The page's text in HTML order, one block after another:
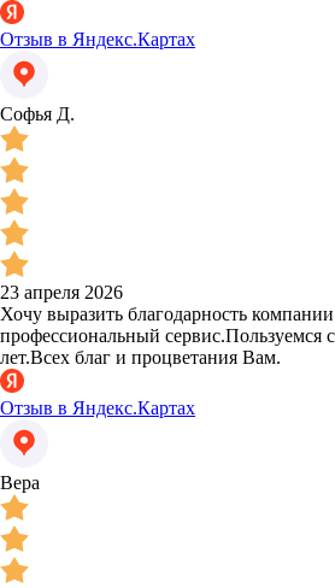
Отзыв в Яндекс.Картах
Софья Д.
23 апреля 2026
Хочу выразить благодарность
профессиональный сервис.Пользуемся
лет.Всех благ и процветания Вам.
Отзыв в Яндекс.Картах
Вера